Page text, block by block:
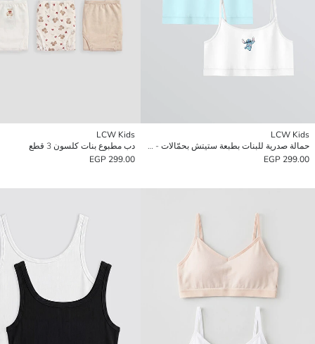
LCW Kids
حمالة صدرية للبنات بطبعة ستيتش بحمّالات - عبوة من 2 قطع
299.00 EGP
LCW Kids
دب مطبوع بنات كلسون 3 قطع
299.00 EGP